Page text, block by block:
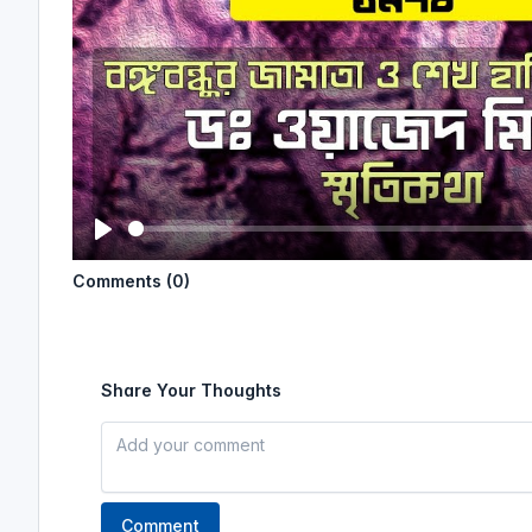
P
l
Comments (0)
Share Your Thoughts
Comment